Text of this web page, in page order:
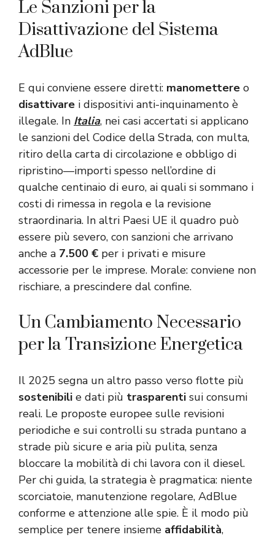
Le Sanzioni per la
Disattivazione del Sistema
AdBlue
E qui conviene essere diretti: manomettere o
disattivare i dispositivi anti-inquinamento è
illegale. In Italia, nei casi accertati si applicano
le sanzioni del Codice della Strada, con multa,
ritiro della carta di circolazione e obbligo di
ripristino—importi spesso nell’ordine di
qualche centinaio di euro, ai quali si sommano i
costi di rimessa in regola e la revisione
straordinaria. In altri Paesi UE il quadro può
essere più severo, con sanzioni che arrivano
anche a 7.500 € per i privati e misure
accessorie per le imprese. Morale: conviene non
rischiare, a prescindere dal confine.
Un Cambiamento Necessario
per la Transizione Energetica
Il 2025 segna un altro passo verso flotte più
sostenibili e dati più trasparenti sui consumi
reali. Le proposte europee sulle revisioni
periodiche e sui controlli su strada puntano a
strade più sicure e aria più pulita, senza
bloccare la mobilità di chi lavora con il diesel.
Per chi guida, la strategia è pragmatica: niente
scorciatoie, manutenzione regolare, AdBlue
conforme e attenzione alle spie. È il modo più
semplice per tenere insieme affidabilità,